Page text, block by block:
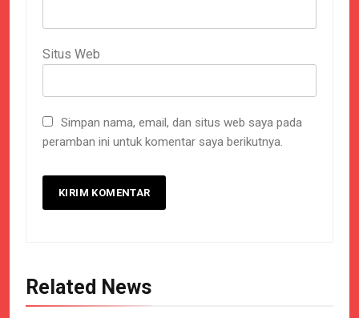
Situs Web
Simpan nama, email, dan situs web saya pada
peramban ini untuk komentar saya berikutnya.
Related News